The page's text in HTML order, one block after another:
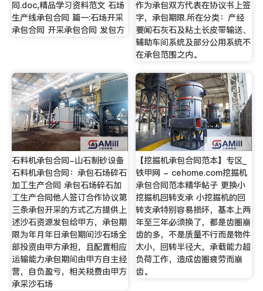
同.doc,精品学习资料范文 石场
生产线承包合同 篇一:石场开采
承包合同 开采承包合同 发包方
作为承包双方代表在协议书上签
字，承包期限.所在分类：产经
要闻石灰石及粘土长皮带输送、
辅助车间系统及部分公用系统不
在承包范围之内。
石料机承包合同-山石制砂设备
石料机承包合同：承包石场碎石
加工生产合同 承包石场碎石加
工生产合同他人签订合作协议第
三条承包开采的方式乙方提供上
述沙石资源发包给甲方，承包期
限为年月年日承包期间沙石场全
部投资由甲方承担，且配置相应
运输能力承包期间由甲方自主经
营，自负盈亏，相关税费由甲方
承采沙石场
【挖掘机承包合同范本】专区_
铁甲网 - cehome.com挖掘机
承包合同范本精华帖子 更换小
挖掘机回转支承 小挖掘机的回
转支承特别容易损坏，基本上两
年至三年必须换了，都是齿圈崩
齿的多，不是质量不行而是物件
太小，回转半径大，承载能力超
负荷工作，造成齿圈疲劳而崩
齿。